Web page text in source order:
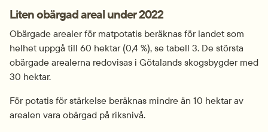
Liten obärgad areal under 2022
Obärgade arealer för matpotatis beräknas för landet som
helhet uppgå till 60 hektar (0,4 %), se tabell 3. De största
obärgade arealerna redovisas i Götalands skogsbygder med
30 hektar.
För potatis för stärkelse beräknas mindre än 10 hektar av
arealen vara obärgad på riksnivå.